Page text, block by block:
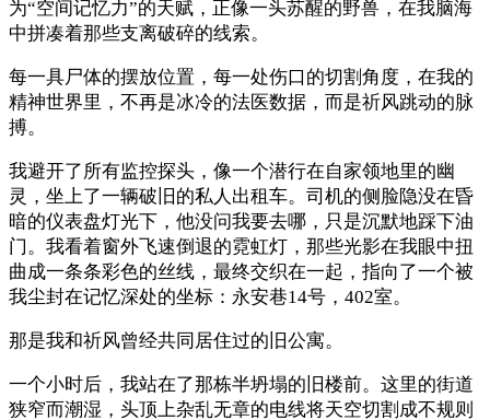
为“空间记忆力”的天赋，正像一头苏醒的野兽，在我脑海
中拼凑着那些支离破碎的线索。
每一具尸体的摆放位置，每一处伤口的切割角度，在我的
精神世界里，不再是冰冷的法医数据，而是祈风跳动的脉
搏。
我避开了所有监控探头，像一个潜行在自家领地里的幽
灵，坐上了一辆破旧的私人出租车。司机的侧脸隐没在昏
暗的仪表盘灯光下，他没问我要去哪，只是沉默地踩下油
门。我看着窗外飞速倒退的霓虹灯，那些光影在我眼中扭
曲成一条条彩色的丝线，最终交织在一起，指向了一个被
我尘封在记忆深处的坐标：永安巷14号，402室。
那是我和祈风曾经共同居住过的旧公寓。
一个小时后，我站在了那栋半坍塌的旧楼前。这里的街道
狭窄而潮湿，头顶上杂乱无章的电线将天空切割成不规则